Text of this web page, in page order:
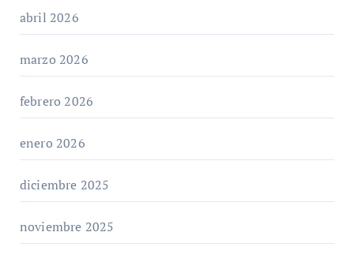
abril 2026
marzo 2026
febrero 2026
enero 2026
diciembre 2025
noviembre 2025